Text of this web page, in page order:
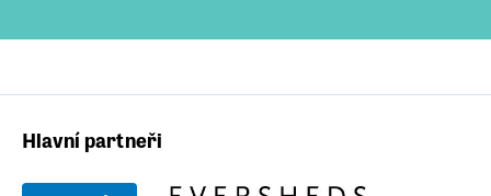
Hlavní partneři